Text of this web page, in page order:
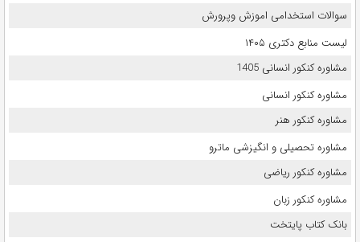
سوالات استخدامی اموزش وپرورش
لیست منابع دکتری ۱۴۰۵
مشاوره کنکور انسانی 1405
مشاوره کنکور انسانی
مشاوره کنکور هنر
مشاوره تحصیلی و انگیزشی ماترو
مشاوره کنکور ریاضی
مشاوره کنکور زبان
بانک کتاب پایتخت